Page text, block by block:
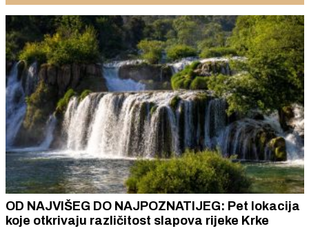
OD NAJVIŠEG DO NAJPOZNATIJEG: Pet lokacija
koje otkrivaju različitost slapova rijeke Krke